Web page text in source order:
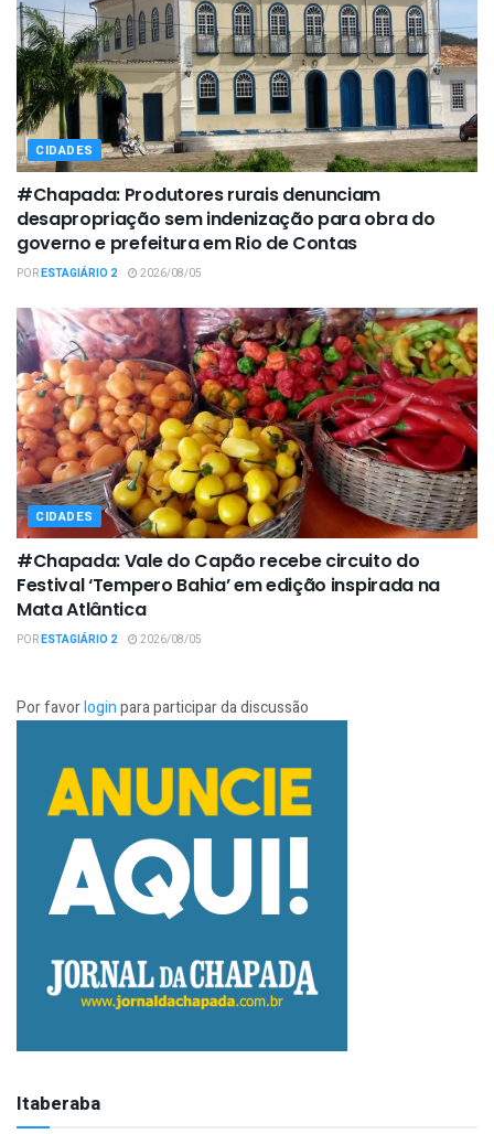
CIDADES
#Chapada: Produtores rurais denunciam
desapropriação sem indenização para obra do
governo e prefeitura em Rio de Contas
PORESTAGIÁRIO 2 2026/08/05
CIDADES
#Chapada: Vale do Capão recebe circuito do
Festival ‘Tempero Bahia’ em edição inspirada na
Mata Atlântica
PORESTAGIÁRIO 2 2026/08/05
Por favorloginpara participar da discussão
Itaberaba